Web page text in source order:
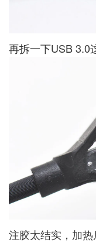
再拆一下USB 3.0
注胶太结实，加热